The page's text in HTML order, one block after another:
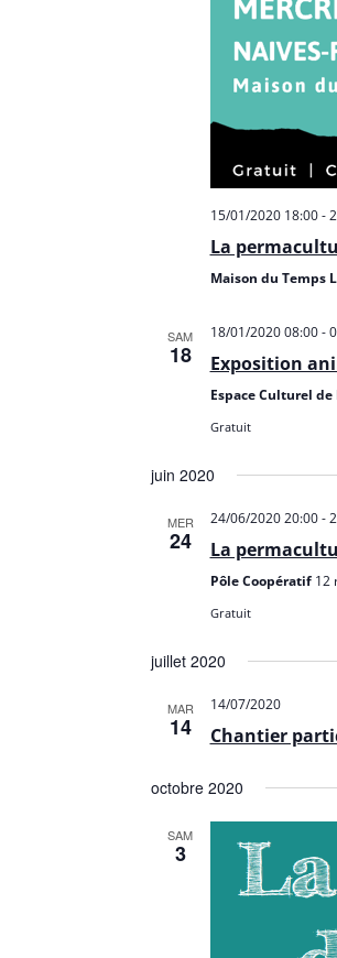
15/01/2020 18:00-
La
Maison du Temps
SAM
18
18/01/2020 08:00-
Exposition
Espace Culturel de
Gratuit
juin 2020
MER
24
24/06/2020 20:00-
La
Pôle Coopératif 12
Gratuit
juillet 2020
MAR
14
14/07/2020
Chantier
octobre 2020
SAM
3